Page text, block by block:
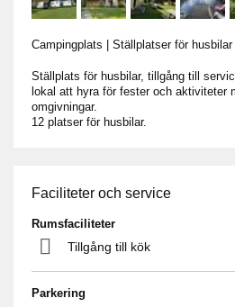
Campingplats Ställplatser för
Ställplats för husbilar, tillgång till
lokal att hyra för fester och aktiviteter
omgivningar.
12 platser för husbilar.
Faciliteter och service
Rumsfaciliteter
Tillgång till kök
Parkering